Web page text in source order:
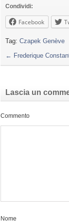
Condividi:
Facebook
Tag: Czapek Genève
← Frederique
Lascia un
Commento
Nome